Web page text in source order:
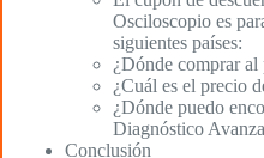
Osciloscopio es
siguientes países:
¿Dónde comprar al
¿Cuál es el precio
¿Dónde puedo
Diagnóstico
Conclusión